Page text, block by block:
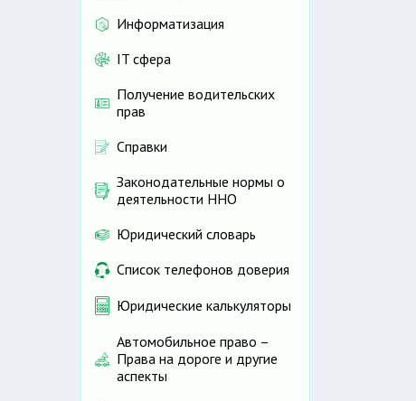
Информатизация
IT сфера
Получение водительских
прав
Справки
Законодательные нормы о
деятельности ННО
Юридический словарь
Список телефонов доверия
Юридические калькуляторы
Автомобильное право –
Права на дороге и другие
аспекты